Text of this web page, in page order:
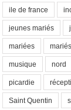
ile de france
jeunes mariés
mariées mariés
musique nord
picardie
Saint Quentin